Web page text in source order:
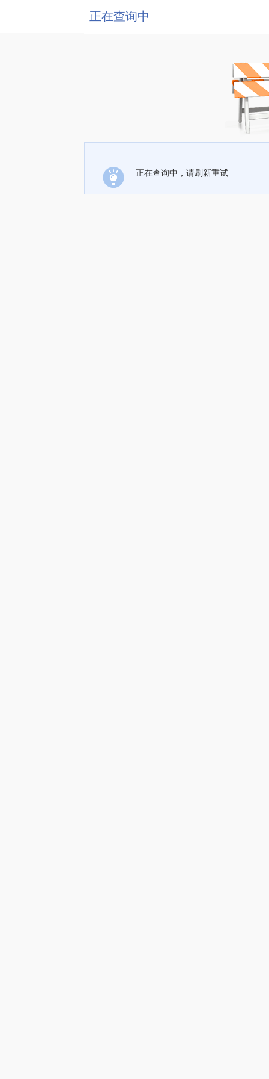
正在查询中
正在查询中，请刷新重试